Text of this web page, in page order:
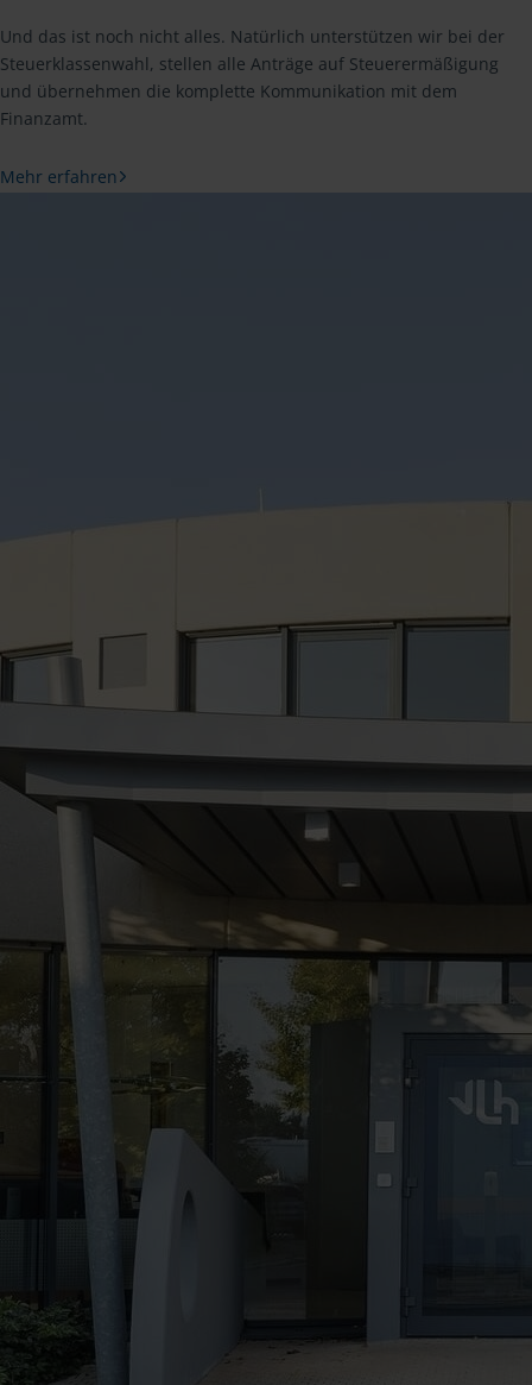
Und das ist noch nicht alles. Natürlich unterstützen wir bei der
Steuerklassenwahl, stellen alle Anträge auf Steuerermäßigung
und übernehmen die komplette Kommunikation mit dem
Finanzamt.
Mehr erfahren